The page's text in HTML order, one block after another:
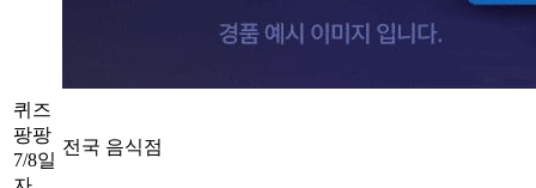
퀴즈
팡팡
7/8일
전국 음식점